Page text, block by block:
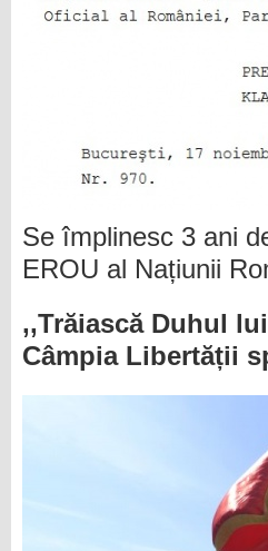
Se împlinesc 3 ani
EROU al Națiunii
,,Trăiască Duhul
Câmpia Libertății